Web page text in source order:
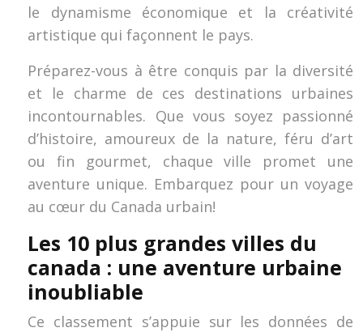
le dynamisme économique et la créativité
artistique qui façonnent le pays.
Préparez-vous à être conquis par la diversité
et le charme de ces destinations urbaines
incontournables. Que vous soyez passionné
d’histoire, amoureux de la nature, féru d’art
ou fin gourmet, chaque ville promet une
aventure unique. Embarquez pour un voyage
au cœur du Canada urbain!
Les 10 plus grandes villes du
canada : une aventure urbaine
inoubliable
Ce classement s’appuie sur les données de